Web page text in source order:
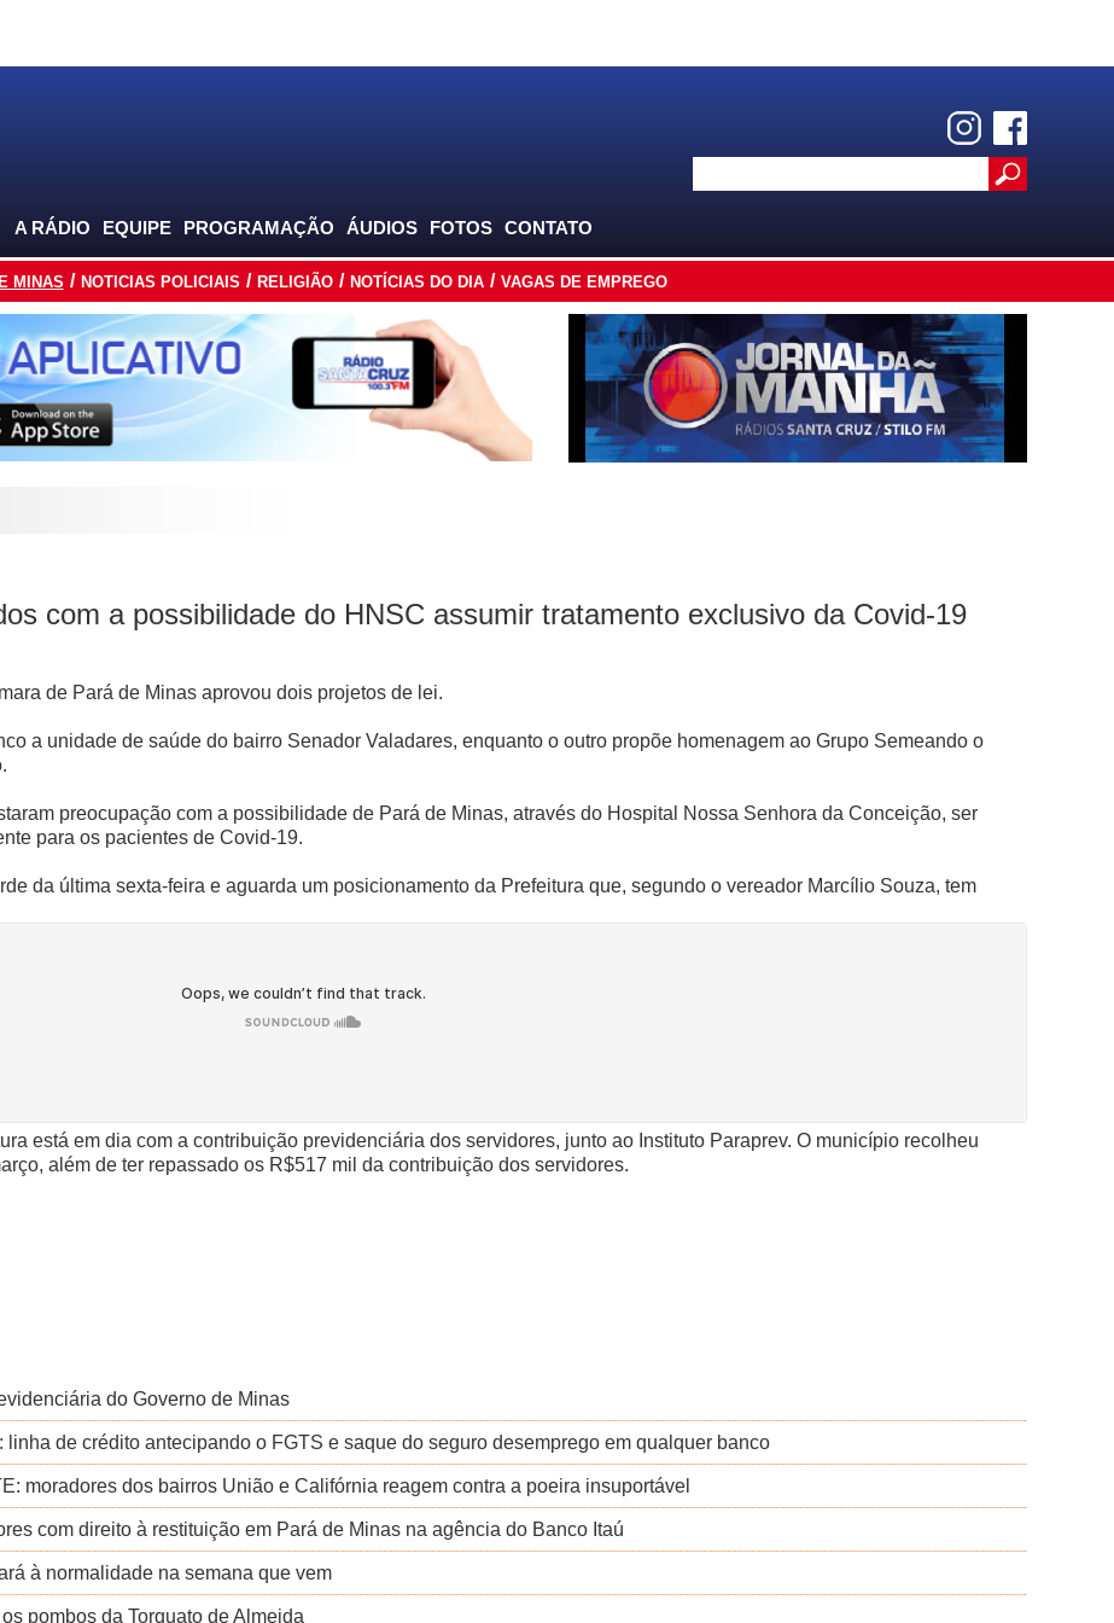
A RÁDIO EQUIPE PROGRAMAÇÃO ÁUDIOS FOTOS CONTATO
MINAS NOTICIAS POLICIAIS RELIGIÃO NOTÍCIAS DO DIA VAGAS DE EMPREGO
com a possibilidade do HNSC assumir tratamento exclusivo da Covid-19
de Pará de Minas aprovou dois projetos de lei.
a unidade de saúde do bairro Senador Valadares, enquanto o outro propõe homenagem ao Grupo Semeando o
preocupação com a possibilidade de Pará de Minas, através do Hospital Nossa Senhora da Conceição, ser
para os pacientes de Covid-19.
da última sexta-feira e aguarda um posicionamento da Prefeitura que, segundo o vereador Marcílio Souza, tem
está em dia com a contribuição previdenciária dos servidores, junto ao Instituto Paraprev. O município recolheu
além de ter repassado os R$517 mil da contribuição dos servidores.
do Governo de Minas
de crédito antecipando o FGTS e saque do seguro desemprego em qualquer banco
moradores dos bairros União e Califórnia reagem contra a poeira insuportável
com direito à restituição em Pará de Minas na agência do Banco Itaú
à normalidade na semana que vem
pombos da Torquato de Almeida